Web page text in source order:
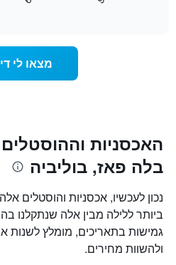
חדר
X
המציגים
את
מספר
הימים
שנותרו
עד
למועד
השהות
מצאו לי
האכסניות
בלה פאז, בוליביה
נכון לעכשיו, אכסניות והוסטלים
ביותר ללילה מבין אלה שנתקלנו
גמישות בתאריכים, מומלץ לשנות
ולהשוות מחירים.